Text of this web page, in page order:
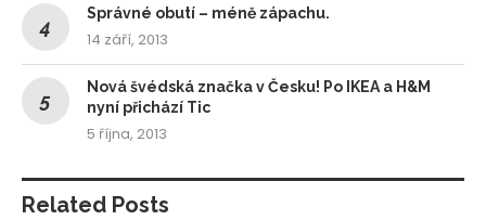
Správné obutí – méně zápachu.
14 září, 2013
Nová švédská značka v Česku! Po IKEA a H&M
nyní přichází Tic
5 října, 2013
Related Posts